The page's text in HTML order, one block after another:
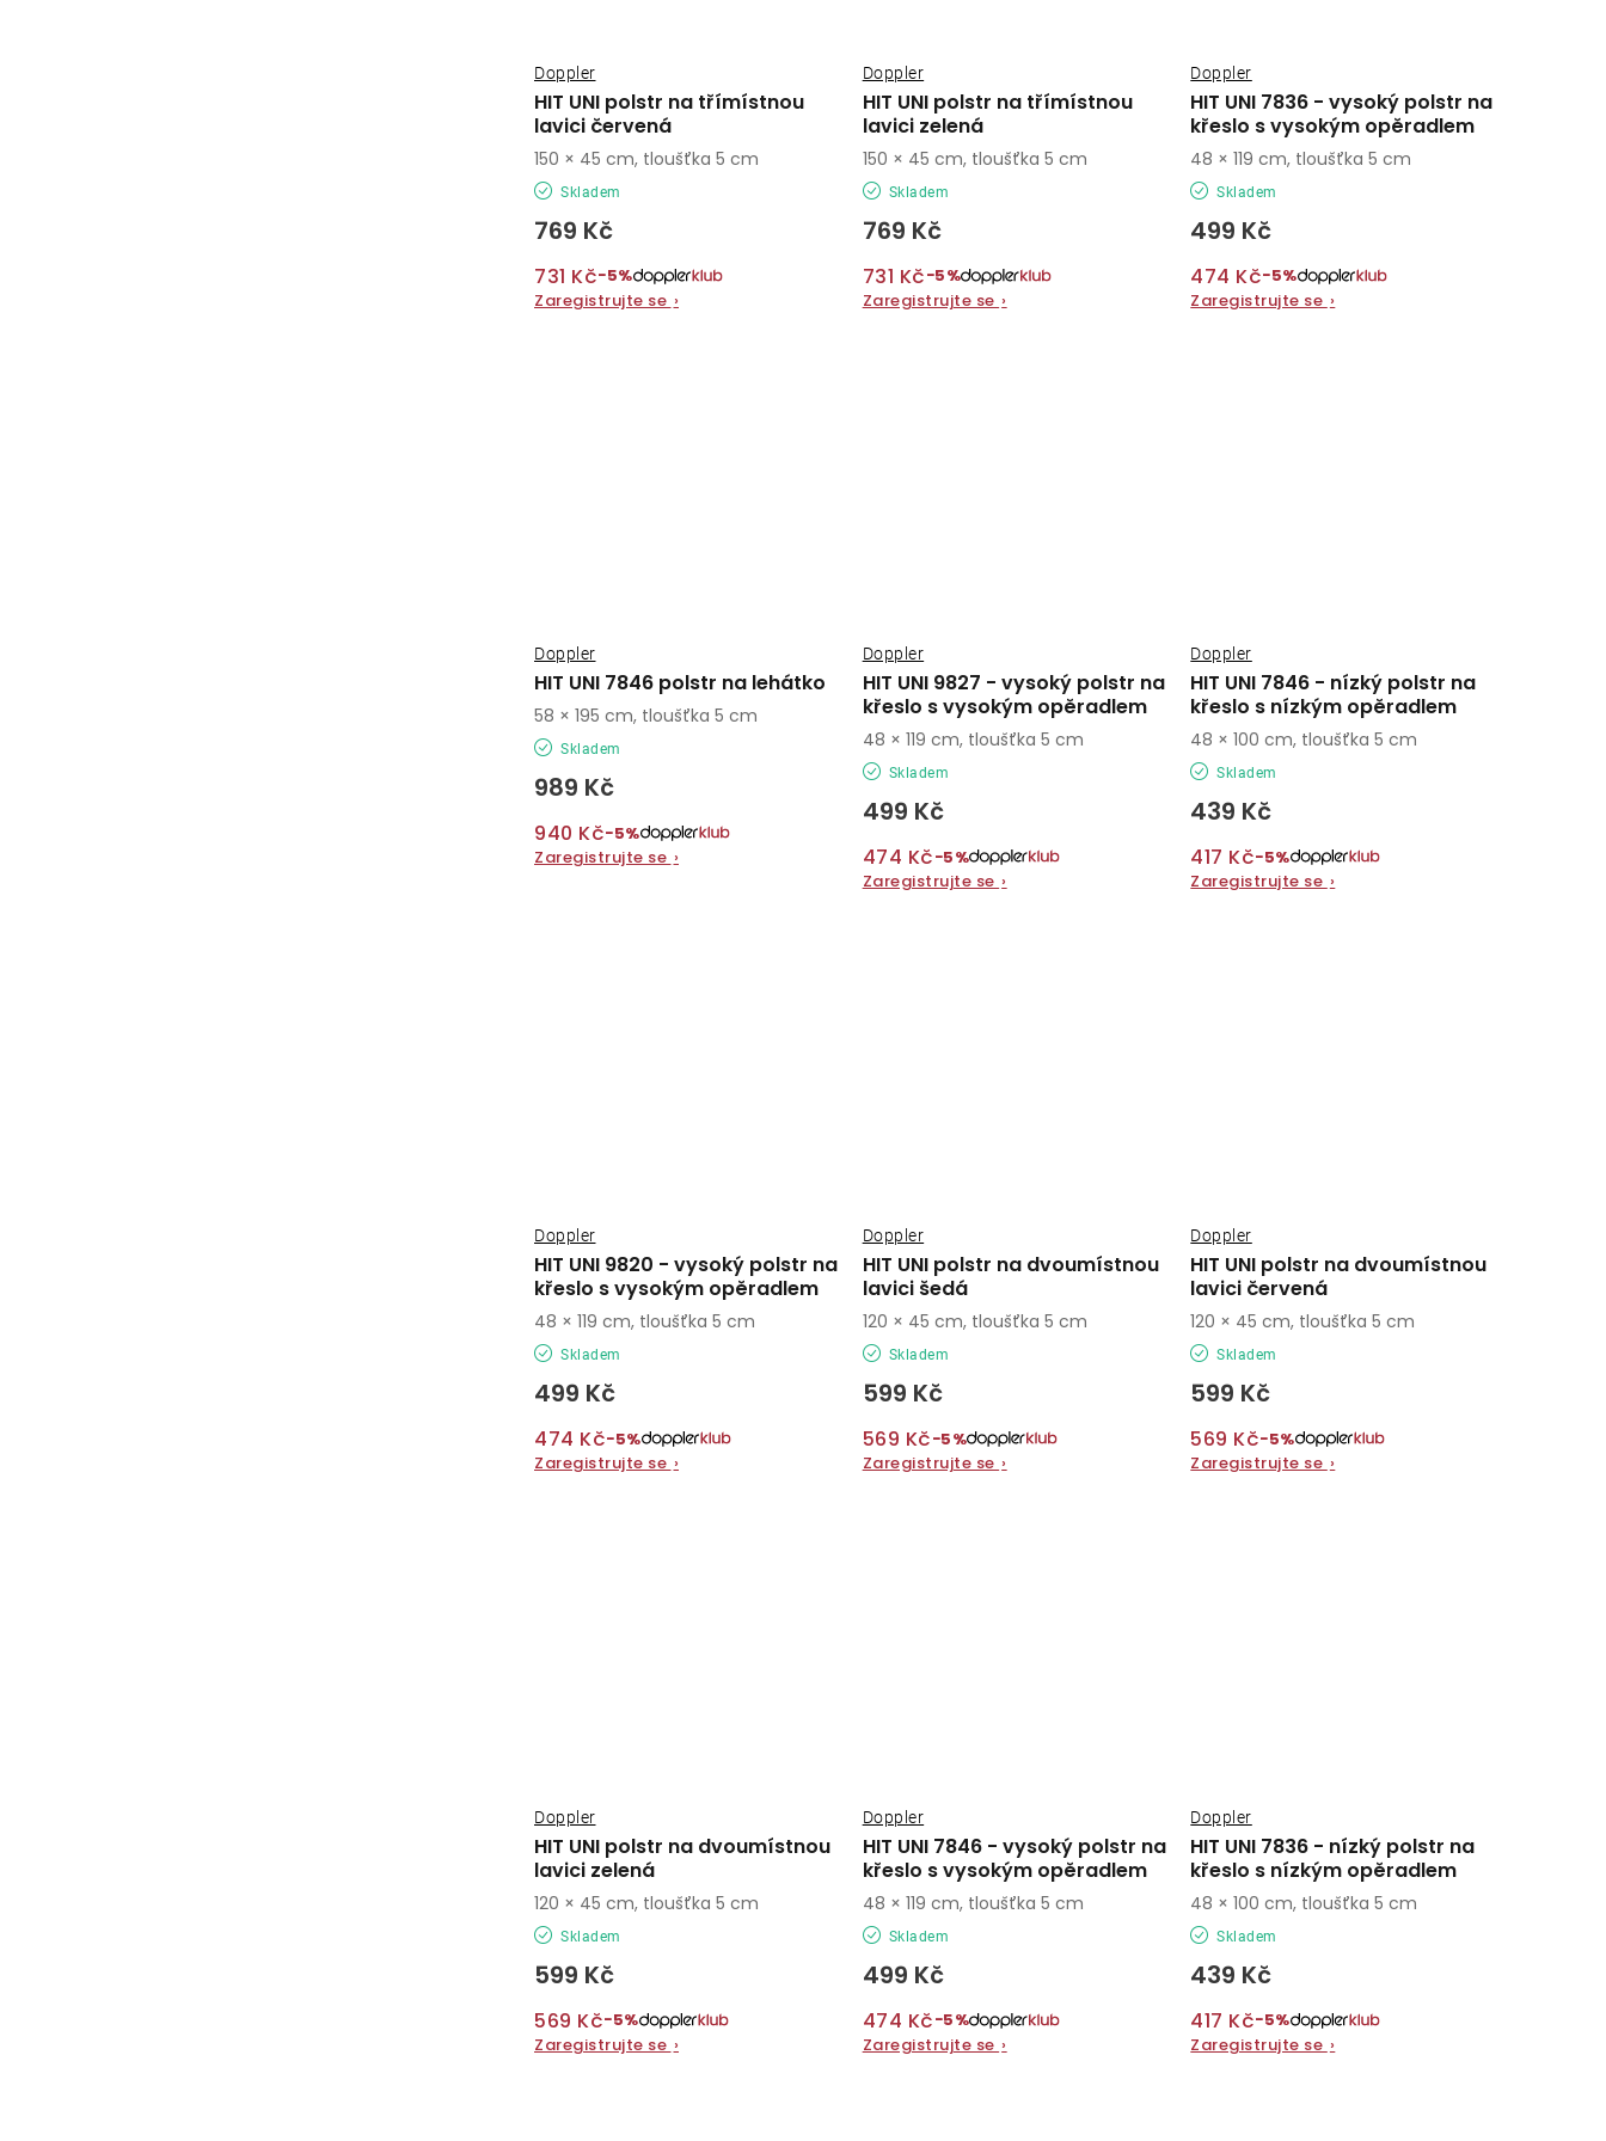
HIT UNI polstr na třímístnou
lavici červená
Doppler
Skladem
769 Kč
731 Kč−5%
Zaregistrujte se ›
150 × 45 cm, tloušťka 5 cm
HIT UNI polstr na třímístnou
lavici zelená
Doppler
Skladem
769 Kč
731 Kč−5%
Zaregistrujte se ›
150 × 45 cm, tloušťka 5 cm
HIT UNI 7836 - vysoký polstr na
křeslo s vysokým opěradlem
Doppler
Skladem
499 Kč
474 Kč−5%
Zaregistrujte se ›
48 × 119 cm, tloušťka 5 cm
HIT UNI 7846 polstr na lehátko
Doppler
Skladem
989 Kč
940 Kč−5%
Zaregistrujte se ›
58 × 195 cm, tloušťka 5 cm
HIT UNI 9827 - vysoký polstr na
křeslo s vysokým opěradlem
Doppler
Skladem
499 Kč
474 Kč−5%
Zaregistrujte se ›
48 × 119 cm, tloušťka 5 cm
HIT UNI 7846 - nízký polstr na
křeslo s nízkým opěradlem
Doppler
Skladem
439 Kč
417 Kč−5%
Zaregistrujte se ›
48 × 100 cm, tloušťka 5 cm
HIT UNI 9820 - vysoký polstr na
křeslo s vysokým opěradlem
Doppler
Skladem
499 Kč
474 Kč−5%
Zaregistrujte se ›
48 × 119 cm, tloušťka 5 cm
HIT UNI polstr na dvoumístnou
lavici šedá
Doppler
Skladem
599 Kč
569 Kč−5%
Zaregistrujte se ›
120 × 45 cm, tloušťka 5 cm
HIT UNI polstr na dvoumístnou
lavici červená
Doppler
Skladem
599 Kč
569 Kč−5%
Zaregistrujte se ›
120 × 45 cm, tloušťka 5 cm
HIT UNI polstr na dvoumístnou
lavici zelená
Doppler
Skladem
599 Kč
569 Kč−5%
Zaregistrujte se ›
120 × 45 cm, tloušťka 5 cm
HIT UNI 7846 - vysoký polstr na
křeslo s vysokým opěradlem
Doppler
Skladem
499 Kč
474 Kč−5%
Zaregistrujte se ›
48 × 119 cm, tloušťka 5 cm
HIT UNI 7836 - nízký polstr na
křeslo s nízkým opěradlem
Doppler
Skladem
439 Kč
417 Kč−5%
Zaregistrujte se ›
48 × 100 cm, tloušťka 5 cm